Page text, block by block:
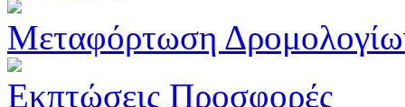
Μεταφόρτωση
Εκπτώσεις Προσφορές